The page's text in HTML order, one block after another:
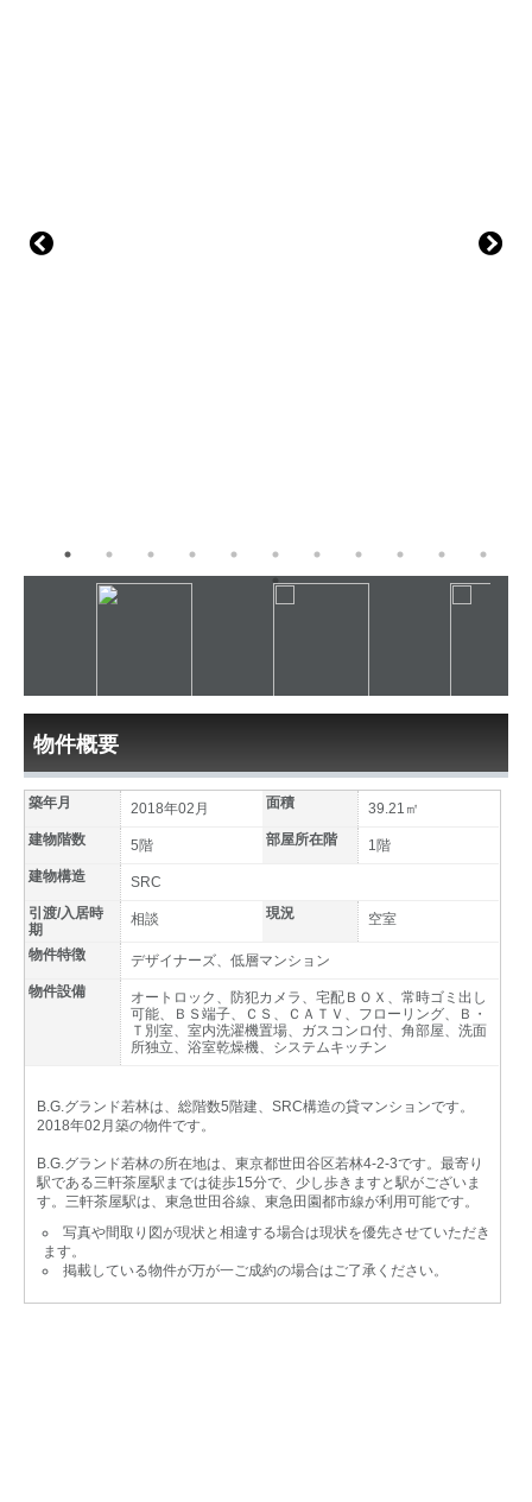
物件概要
築年月 2018年02月 面積
39.21㎡
建物階数
5階 部屋所在階
1階
建物構造
SRC
引渡/入居時
期
相談 現況 空室
物件特徴
デザイナーズ、低層マンション
物件設備
オートロック、防犯カメラ、宅配ＢＯＸ、常時ゴミ出し
可能、ＢＳ端子、ＣＳ、ＣＡＴＶ、フローリング、Ｂ・
Ｔ別室、室内洗濯機置場、ガスコンロ付、角部屋、洗面
所独立、浴室乾燥機、システムキッチン
B.G.グランド若林は、総階数5階建、SRC構造の貸マンションです。
2018年02月築の物件です。
B.G.グランド若林の所在地は、東京都世田谷区若林4-2-3です。最寄り
駅である三軒茶屋駅までは徒歩15分で、少し歩きますと駅がございま
す。三軒茶屋駅は、東急世田谷線、東急田園都市線が利用可能です。
写真や間取り図が現状と相違する場合は現状を優先させていただき
ます。
掲載している物件が万が一ご成約の場合はご了承ください。